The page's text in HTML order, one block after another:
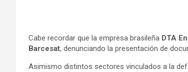
Cabe recordar que la empresa brasileña DTA
Barcesat, denunciando la presentación de
Asimismo distintos sectores vinculados a la